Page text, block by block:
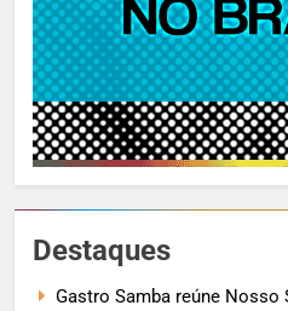
Destaques
Gastro Samba reúne Nosso